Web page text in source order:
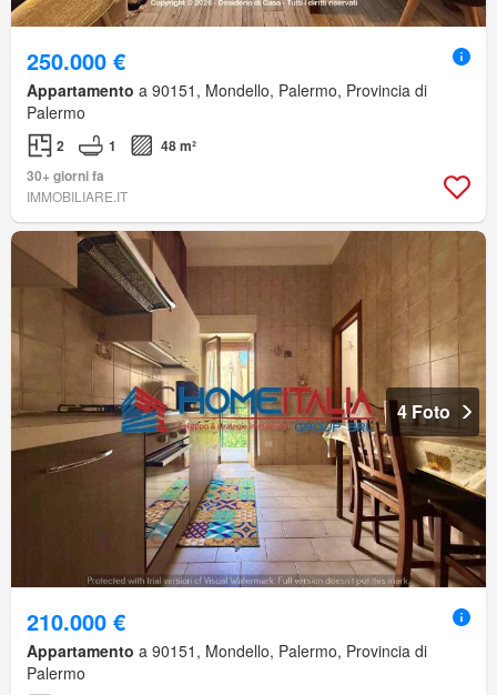
250.000 €
Appartamento a 90151, Mondello, Palermo, Provincia di
Palermo
2 1
48 m²
30+ giorni fa
IMMOBILIARE.IT
4 Foto
210.000 €
Appartamento a 90151, Mondello, Palermo, Provincia di
Palermo